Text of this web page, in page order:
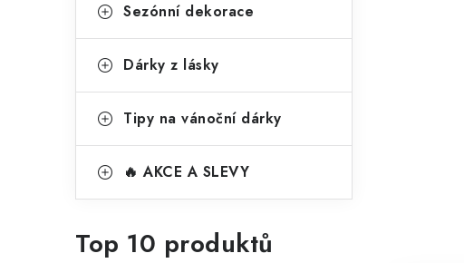
Sezónní dekorace
Dárky z lásky
Tipy na vánoční dárky
🔥 AKCE A SLEVY
Top 10 produktů